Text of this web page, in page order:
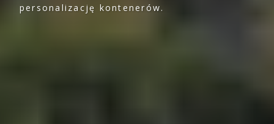
personalizację kontenerów.